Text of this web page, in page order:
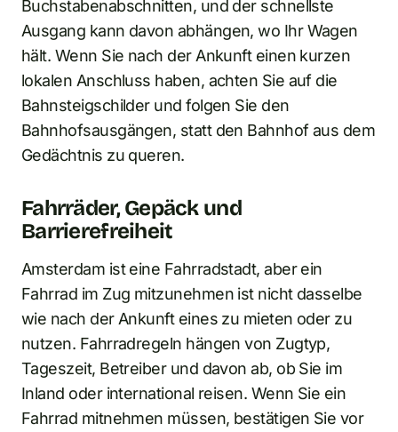
Buchstabenabschnitten, und der schnellste
Ausgang kann davon abhängen, wo Ihr Wagen
hält. Wenn Sie nach der Ankunft einen kurzen
lokalen Anschluss haben, achten Sie auf die
Bahnsteigschilder und folgen Sie den
Bahnhofsausgängen, statt den Bahnhof aus dem
Gedächtnis zu queren.
Fahrräder, Gepäck und
Barrierefreiheit
Amsterdam ist eine Fahrradstadt, aber ein
Fahrrad im Zug mitzunehmen ist nicht dasselbe
wie nach der Ankunft eines zu mieten oder zu
nutzen. Fahrradregeln hängen von Zugtyp,
Tageszeit, Betreiber und davon ab, ob Sie im
Inland oder international reisen. Wenn Sie ein
Fahrrad mitnehmen müssen, bestätigen Sie vor